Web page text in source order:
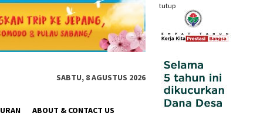
tutup
SABTU, 8 AGUSTUS 2026
ABOUT & CONTACT US